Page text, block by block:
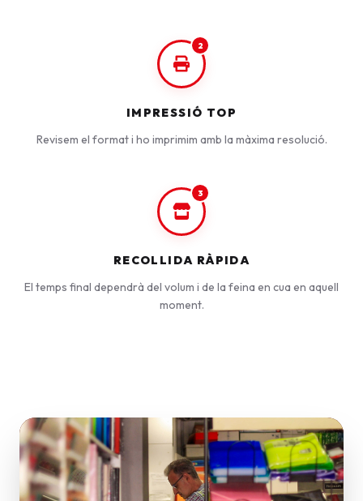
2
IMPRESSIÓ TOP
Revisem el format i ho imprimim amb la màxima resolució.
3
RECOLLIDA RÀPIDA
El temps final dependrà del volum i de la feina en cua en aquell
moment.